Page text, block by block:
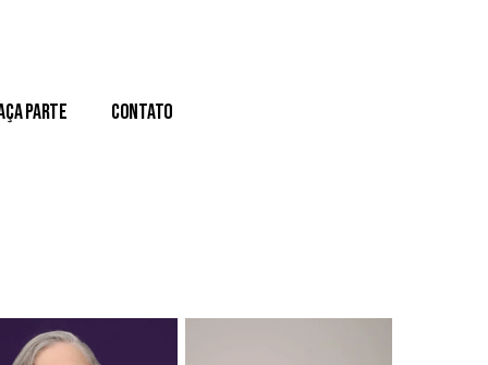
Parte Contato